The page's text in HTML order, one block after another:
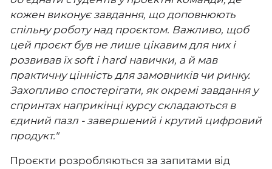
кожен виконує завдання, що доповнюють
спільну роботу над проєктом. Важливо, щоб
цей проєкт був не лише цікавим для них і
розвивав їх soft і hard навички, а й мав
практичну цінність для замовників чи ринку.
Захопливо спостерігати, як окремі завдання у
спринтах наприкінці курсу складаються в
єдиний пазл - завершений і крутий цифровий
продукт."
Проєкти розробляються за запитами від